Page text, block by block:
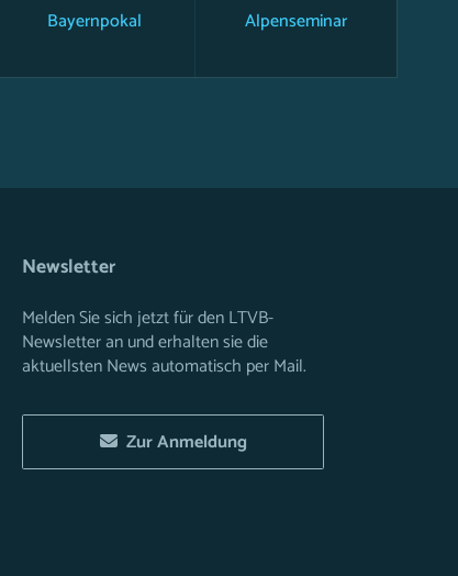
Bayernpokal Alpenseminar
Newsletter
Melden Sie sich jetzt für den LTVB-
Newsletter an und erhalten sie die
aktuellsten News automatisch per Mail.
Zur Anmeldung